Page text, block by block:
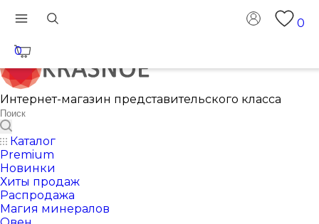
0
0
Интернет-магазин представительского класса
Каталог
Premium
Новинки
Хиты продаж
Распродажа
Магия минералов